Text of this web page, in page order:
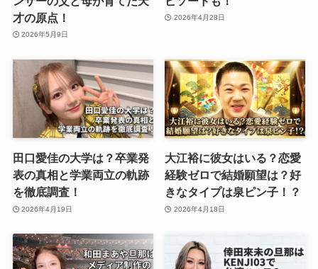
才の原点！
2026年5月9日
2026年4月28日
田口愛佳の大学は？卒業発
表の真相と学業両立の軌跡
を徹底調査！
2026年4月19日
大江裕に彼女はいる？恋愛
経験ゼロで結婚願望は？好
きなタイプは泉ピン子！？
2026年4月18日